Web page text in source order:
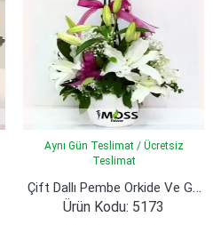
Aynı Gün Teslimat / Ücretsiz
Teslimat
Çift Dallı Pembe Orkide Ve Güller
Ürün Kodu: 5173